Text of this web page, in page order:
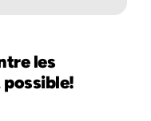
les
possible!